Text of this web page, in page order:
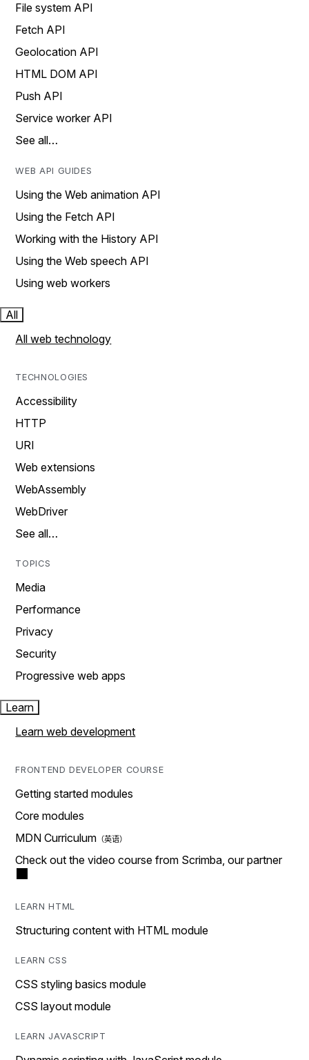
File system API
Fetch API
Geolocation API
HTML DOM API
Push API
Service worker API
See all…
WEB API GUIDES
Using the Web animation API
Using the Fetch API
Working with the History API
Using the Web speech API
Using web workers
All
All web technology
TECHNOLOGIES
Accessibility
HTTP
URI
Web extensions
WebAssembly
WebDriver
See all…
TOPICS
Media
Performance
Privacy
Security
Progressive web apps
Learn
Learn web development
FRONTEND DEVELOPER COURSE
Getting started modules
Core modules
MDN Curriculum
Check out the video course from Scrimba, our partner
LEARN HTML
Structuring content with HTML module
LEARN CSS
CSS styling basics module
CSS layout module
LEARN JAVASCRIPT